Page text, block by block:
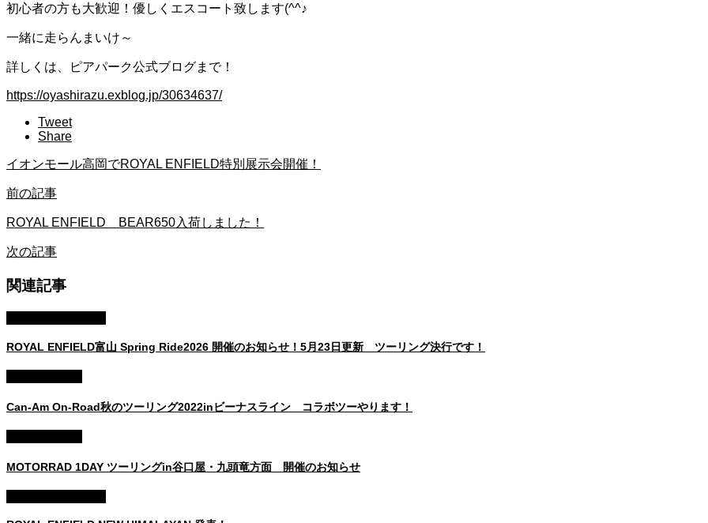
初心者の方も大歓迎！優しくエスコート致します(^^♪
一緒に走らんまいけ～
詳しくは、ピアパーク公式ブログまで！
https://oyashirazu.exblog.jp/30634637/
Tweet
Share
イオンモール高岡でROYAL ENFIELD特別展示会開催！
前の記事
ROYAL ENFIELD BEAR650入荷しました！
次の記事
関連記事
ROYAL ENFIELD富山 Spring Ride2026 開催のお知らせ！5月23日更新 ツーリング決行です！
Can-Am On-Road秋のツーリング2022inビーナスライン コラボツーやります！
MOTORRAD 1DAY ツーリングin谷口屋・九頭竜方面 開催のお知らせ